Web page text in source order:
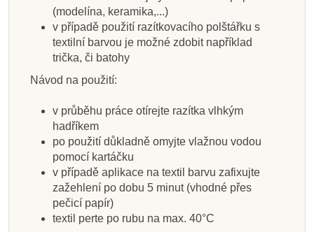
(modelína, keramika,...)
v případě použití razítkovacího polštářku s
textilní barvou je možné zdobit například
trička, či batohy
Návod na použití:
v průběhu práce otírejte razítka vlhkým
hadříkem
po použití důkladně omyjte vlažnou vodou
pomocí kartáčku
v případě aplikace na textil barvu zafixujte
zažehlení po dobu 5 minut (vhodné přes
pečicí papír)
textil perte po rubu na max. 40°C